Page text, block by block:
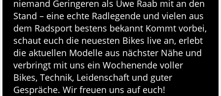
niemand Geringeren als Uwe Raab mit an den
Stand – eine echte Radlegende und vielen aus
dem Radsport bestens bekannt Kommt vorbei,
schaut euch die neuesten Bikes live an, erlebt
die aktuellen Modelle aus nächster Nähe und
verbringt mit uns ein Wochenende voller
Bikes, Technik, Leidenschaft und guter
Gespräche. Wir freuen uns auf euch!